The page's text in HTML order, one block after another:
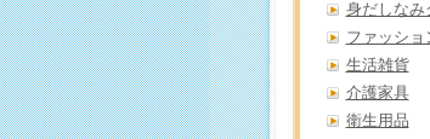
身だしなみ
ファッショ
生活雑貨
介護家具
衛生用品